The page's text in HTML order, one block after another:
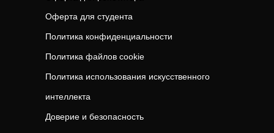
Оферта для студента
Политика конфиденциальности
Политика файлов cookie
Политика использования искусственного
интеллекта
Доверие и безопасность